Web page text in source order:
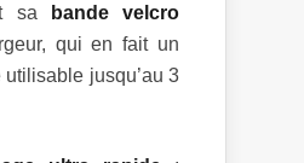
sa
bande velcro
qui en fait un
jusqu’au 3